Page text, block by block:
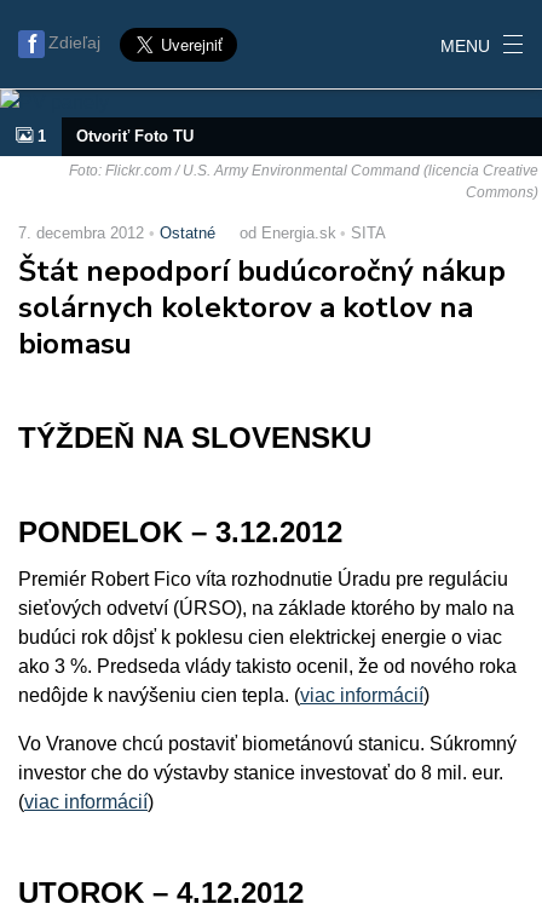
Zdieľaj MENU
1 Otvoriť Foto TU
Foto: Flickr.com / U.S. Army Environmental Command (licencia Creative
Commons)
7. decembra 2012 Ostatné od Energia.sk SITA
Štát nepodporí budúcoročný nákup
solárnych kolektorov a kotlov na
biomasu
TÝŽDEŇ NA SLOVENSKU
PONDELOK – 3.12.2012
Premiér Robert Fico víta rozhodnutie Úradu pre reguláciu
sieťových odvetví (ÚRSO), na základe ktorého by malo na
budúci rok dôjsť k poklesu cien elektrickej energie o viac
ako 3 %. Predseda vlády takisto ocenil, že od nového roka
nedôjde k navýšeniu cien tepla. (viac informácií)
Vo Vranove chcú postaviť biometánovú stanicu. Súkromný
investor che do výstavby stanice investovať do 8 mil. eur.
(viac informácií)
UTOROK – 4.12.2012